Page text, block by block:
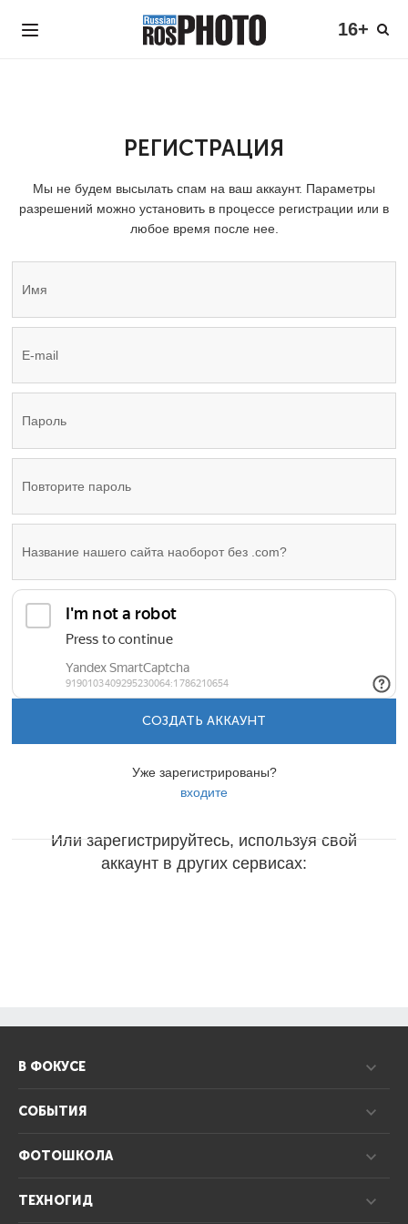
16+
РЕГИСТРАЦИЯ
Мы не будем высылать спам на ваш аккаунт. Параметры
разрешений можно установить в процессе регистрации или в
любое время после нее.
СОЗДАТЬ АККАУНТ
Уже зарегистрированы?
входите
Или зарегистрируйтесь, используя свой
аккаунт в других сервисах:
В ФОКУСЕ
СОБЫТИЯ
ФОТОШКОЛА
ТЕХНОГИД